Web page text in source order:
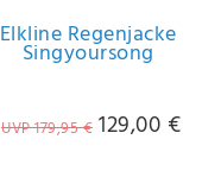
Elkline Regenjacke
Singyoursong
UVP 179,95 € 129,00 €